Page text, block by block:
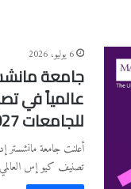
6 يوليو، 2026
عالمياً في
للجامعات 2027
تصنيف كيو إس العالمي للجامعات